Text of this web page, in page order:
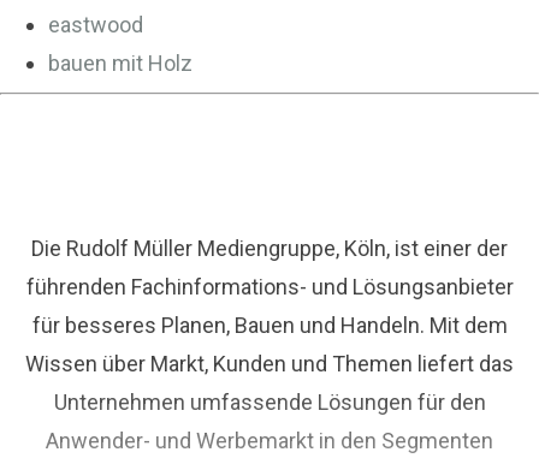
eastwood
bauen mit Holz
Die Rudolf Müller Mediengruppe, Köln, ist einer der
führenden Fachinformations- und Lösungsanbieter
für besseres Planen, Bauen und Handeln. Mit dem
Wissen über Markt, Kunden und Themen liefert das
Unternehmen umfassende Lösungen für den
Anwender- und Werbemarkt in den Segmenten